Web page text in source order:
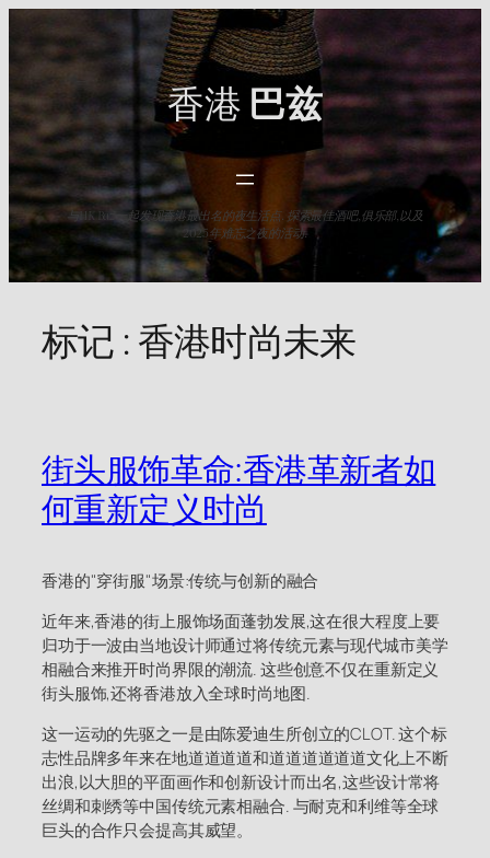
content
香港 巴兹
与HK Baz一起发现香港最出名的夜生活点. 探索最佳酒吧,俱乐部,以及
2025年难忘之夜的活动.
标记 :香港时尚未来
街头服饰革命:香港革新者如
何重新定义时尚
香港的"穿街服"场景:传统与创新的融合
近年来,香港的街上服饰场面蓬勃发展,这在很大程度上要
归功于一波由当地设计师通过将传统元素与现代城市美学
相融合来推开时尚界限的潮流. 这些创意不仅在重新定义
街头服饰,还将香港放入全球时尚地图.
这一运动的先驱之一是由陈爱迪生所创立的CLOT. 这个标
志性品牌多年来在地道道道道和道道道道道道文化上不断
出浪,以大胆的平面画作和创新设计而出名,这些设计常将
丝绸和刺绣等中国传统元素相融合. 与耐克和利维等全球
巨头的合作只会提高其威望。